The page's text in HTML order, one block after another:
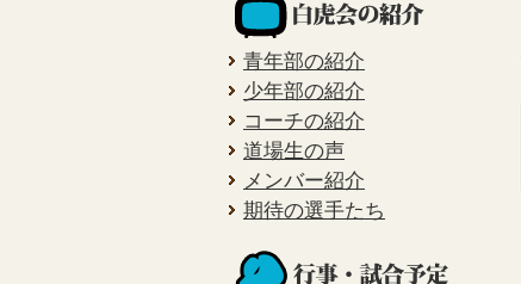
青年部の紹介
少年部の紹介
コーチの紹介
道場生の声
メンバー紹介
期待の選手たち